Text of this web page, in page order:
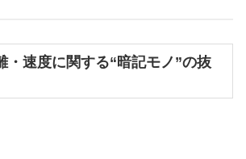
・速度に関する“暗記モノ”の抜